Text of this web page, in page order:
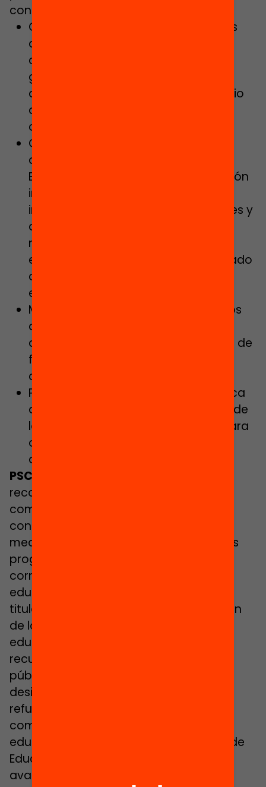
concretas, incluye:
Garantizar el acceso equitativo a las
actividades complementarias, las
colonias y las salidas escolares, la
gratuidad del material escolar y la
ampliación del alumnado beneficiario
de la gratuidad del servicio de
comedor escolar.
Crear una Oficina del Gobierno,
dependiente del Departamento de
Educación, para la mejor coordinación
interdepartamental e
interadministrativa (servicios sociales y
de salud, entre otros) con el fin de
mejorar procedimientos como, por
ejemplo, la identificación del alumnado
con necesidades educativas
específicas.
Mejorar la financiación de los centros
del Servicio Educativo de Cataluña,
aplicando fórmulas más equitativas de
financiación y también teniendo en
cuenta los niveles de complejidad.
Promover una financiación asimétrica
adaptada a las necesidades reales de
los centros y a su contexto social para
ofrecer la atención educativa
adecuada a todo el alumnado.
PSC:
recoge en su programa el “máximo
compromiso con la equidad y la lucha
contra la segregación” y concreta
medidas como “recuperar los contratos
programa para profundizar en la
corresponsabilidad de los centros
educativos, independientemente de su
titularidad; trabajar por la no renovación
de los conciertos en los centros
educativos que segregan por sexo;
recuperar la sexta hora en los centros
públicos para compensar las
desigualdades educativas y fomentar
refuerzos o actividades educativas
complementarias en los centros
educativos; reforzar el Servicio Público de
Educación tal como marca la LEC y
avanzar en la gratuidad real de la